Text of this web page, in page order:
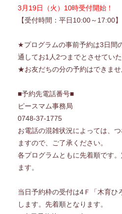
3月19日（火）10時受付開始！
【受付時間：平日10:00～17:00】
★プログラムの事前予約は3日間
通してお1人2つまでとさせていた
★お友だちの分の予約はできませ
■予約先電話番号■
ピースマム事務局
0748-37-1775
お電話の混雑状況によっては、
ますので、ご了承ください。
各プログラムともに先着順です
ます。
当日予約枠の受付は4Ｆ「木育ひ
します。先着順となります。